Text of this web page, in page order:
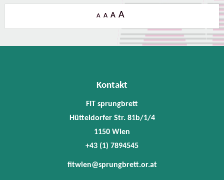
A A A A
Kontakt
FIT sprungbrett
Hütteldorfer Str. 81b/1/4
1150 Wien
+43 (1) 7894545
fitwien@sprungbrett.or.at